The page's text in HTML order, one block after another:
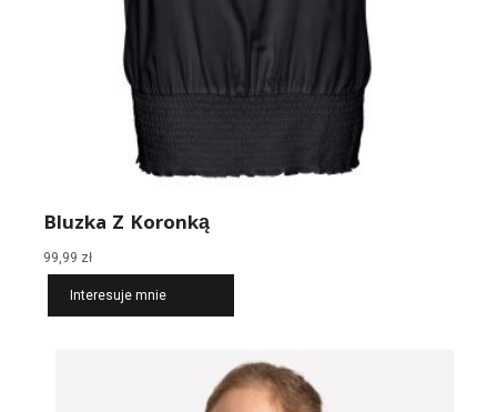
Bluzka Z Koronką
99,99 zł
Interesuje mnie